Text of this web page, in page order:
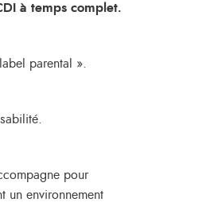
à temps complet.
parental ».
pour
un environnement